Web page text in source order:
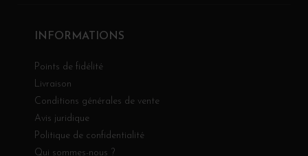
INFORMATIONS
Points de fidélité
Livraison
Conditions générales de vente
Avis juridique
Politique de confidentialité
Qui sommes-nous ?